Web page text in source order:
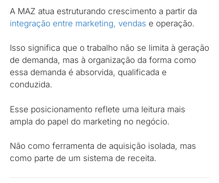
A MAZ atua estruturando crescimento a partir da
integração entre marketing, vendas e operação.
Isso significa que o trabalho não se limita à geração
de demanda, mas à organização da forma como
essa demanda é absorvida, qualificada e
conduzida.
Esse posicionamento reflete uma leitura mais
ampla do papel do marketing no negócio.
Não como ferramenta de aquisição isolada, mas
como parte de um sistema de receita.